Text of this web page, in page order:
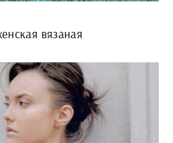
вязаная